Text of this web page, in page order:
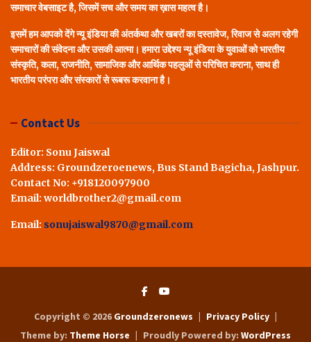
समाचार वेबसाइट है, जिसमें सच और समय का ख़ास महत्व है।
इसमें हम आपको देंगे न्यू इंडिया की अंतर्कथा और खबरों का दस्तावेज, रिवाज से अलग रहेगी
समाचारों की संवेदना और उसकी आत्मा। हमारा उद्देश्य न्यू इंडिया के युवाओं को भारतीय
संस्कृति, कला, राजनीति, सामाजिक और आर्थिक पहलुओं से परिचित कराना, साथ ही
भारतीय परंपरा और संस्कारों से रूबरू करवाना है।
Contact Us
Editor: Sonu Jaiswal
Address: Groundzeroenews, Bus Stand Bagicha, Jashpur.
Contact No: +918120097900
Email: worldbrother2@gmail.com
Email: sonujaiswal9870@gmail.com
Copyright © 2026 Groundzeronews
Privacy Policy
Theme by: Theme Horse Proudly Powered by: WordPress